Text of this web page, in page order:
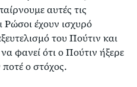
αυτές τις
Ρώσοι έχουν ισχυρό
του Πούτιν και
φανεί ότι ο Πούτιν ήξερε
ο στόχος.